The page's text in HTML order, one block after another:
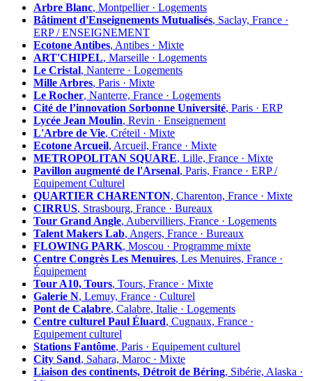
Arbre Blanc, Montpellier · Logements
Bâtiment d'Enseignements Mutualisés, Saclay, France ·
ERP / ENSEIGNEMENT
Ecotone Antibes, Antibes · Mixte
ART'CHIPEL, Marseille · Logements
Le Cristal, Nanterre · Logements
Mille Arbres, Paris · Mixte
Le Rocher, Nanterre, France · Logements
Cité de l’innovation Sorbonne Université, Paris · ERP
Lycée Jean Moulin, Revin · Enseignement
L'Arbre de Vie, Créteil · Mixte
Ecotone Arcueil, Arcueil, France · Mixte
METROPOLITAN SQUARE, Lille, France · Mixte
Pavillon augmenté de l'Arsenal, Paris, France · ERP /
Equipement Culturel
QUARTIER CHARENTON, Charenton, France · Mixte
CIRRUS, Strasbourg, France · Bureaux
Tour Grand Angle, Aubervilliers, France · Logements
Talent Makers Lab, Angers, France · Bureaux
FLOWING PARK, Moscou · Programme mixte
Centre Congrès Les Menuires, Les Menuires, France ·
Équipement
Tour A10, Tours, Tours, France · Mixte
Galerie N, Lemuy, France · Culturel
Pont de Calabre, Calabre, Italie · Logements
Centre culturel Paul Éluard, Cugnaux, France ·
Equipement culturel
Stations Fantôme, Paris · Equipement culturel
City Sand, Sahara, Maroc · Mixte
Liaison des continents, Détroit de Béring, Sibérie, Alaska ·